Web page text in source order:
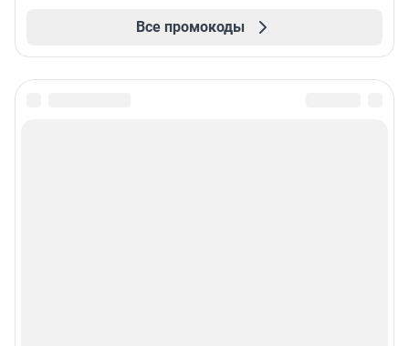
Все промокоды